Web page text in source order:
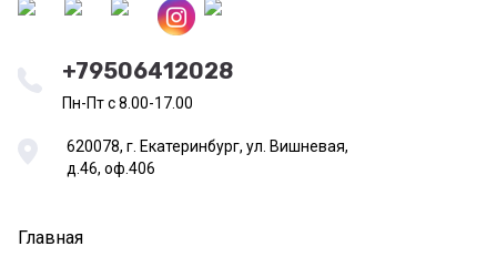
+79506412028
Пн-Пт с 8.00-17.00
620078, г. Екатеринбург, ул. Вишневая,
д.46, оф.406
Главная